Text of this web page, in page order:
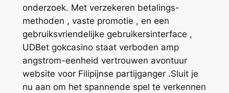
onderzoek. Met verzekeren betalings-
methoden , vaste promotie , en een
gebruiksvriendelijke gebruikersinterface ,
UDBet gokcasino staat verboden amp
angstrom-eenheid vertrouwen avontuur
website voor Filipijnse partijganger .Sluit je
nu aan om het spannende spel te verkennen